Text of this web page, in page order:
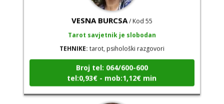
VESNA BURCSA
tarot, psihološki razgovori
Broj tel: 064/600-600
tel:0,93€ - mob:1,12€ min